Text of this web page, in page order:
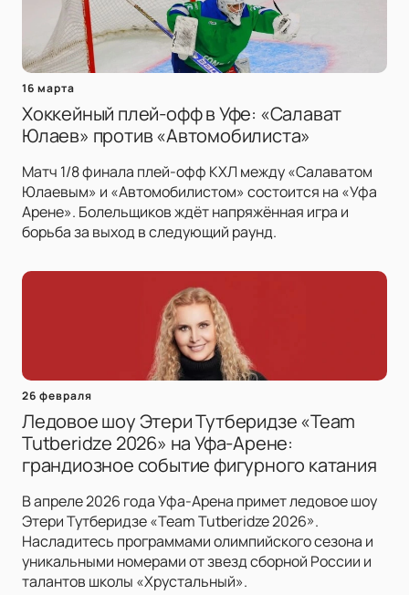
16 марта
Хоккейный плей-офф в Уфе: «Салават
Юлаев» против «Автомобилиста»
Матч 1/8 финала плей-офф КХЛ между «Салаватом
Юлаевым» и «Автомобилистом» состоится на «Уфа
Арене». Болельщиков ждёт напряжённая игра и
борьба за выход в следующий раунд.
26 февраля
Ледовое шоу Этери Тутберидзе «Team
Tutberidze 2026» на Уфа-Арене:
грандиозное событие фигурного катания
В апреле 2026 года Уфа-Арена примет ледовое шоу
Этери Тутберидзе «Team Tutberidze 2026».
Насладитесь программами олимпийского сезона и
уникальными номерами от звезд сборной России и
талантов школы «Хрустальный».